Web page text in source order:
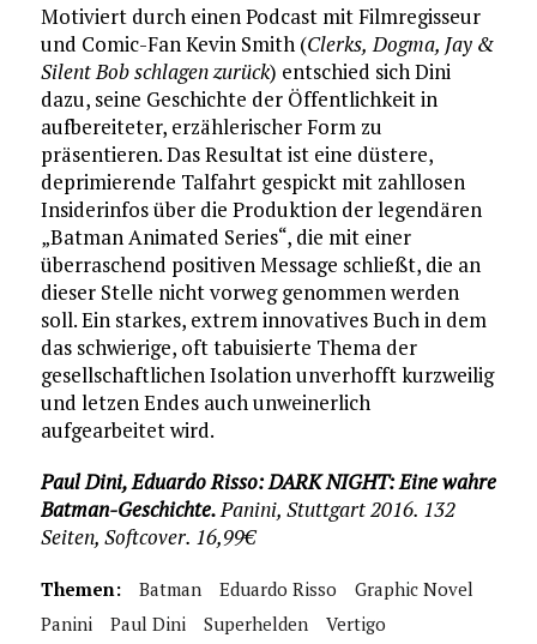
Motiviert durch einen Podcast mit Filmregisseur
und Comic-Fan Kevin Smith (Clerks, Dogma, Jay &
Silent Bob schlagen zurück) entschied sich Dini
dazu, seine Geschichte der Öffentlichkeit in
aufbereiteter, erzählerischer Form zu
präsentieren. Das Resultat ist eine düstere,
deprimierende Talfahrt gespickt mit zahllosen
Insiderinfos über die Produktion der legendären
„Batman Animated Series“, die mit einer
überraschend positiven Message schließt, die an
dieser Stelle nicht vorweg genommen werden
soll. Ein starkes, extrem innovatives Buch in dem
das schwierige, oft tabuisierte Thema der
gesellschaftlichen Isolation unverhofft kurzweilig
und letzen Endes auch unweinerlich
aufgearbeitet wird.
Paul Dini, Eduardo Risso: DARK NIGHT: Eine wahre
Batman-Geschichte. Panini, Stuttgart 2016. 132
Seiten, Softcover. 16,99€
Themen: Batman Eduardo Risso
Graphic Novel
Panini
Paul Dini Superhelden Vertigo